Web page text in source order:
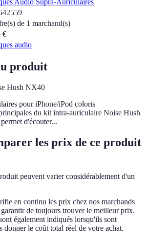
de 1 marchand(s)
€
audio
produit
Hush NX40
pour iPhone/iPod coloris
du kit intra-auriculaire Noise Hush
d'écouter...
les prix de ce produit
peuvent varier considérablement d'un
en continu les prix chez nos marchands
de toujours trouver le meilleur prix.
également indiqués lorsqu'ils sont
donner le coût total réel de votre achat.